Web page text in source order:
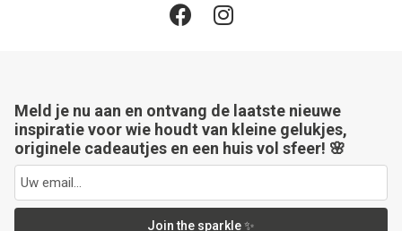
Meld je nu aan en ontvang de laatste nieuwe
inspiratie voor wie houdt van kleine gelukjes,
originele cadeautjes en een huis vol sfeer! 🌸
Join the sparkle ✨